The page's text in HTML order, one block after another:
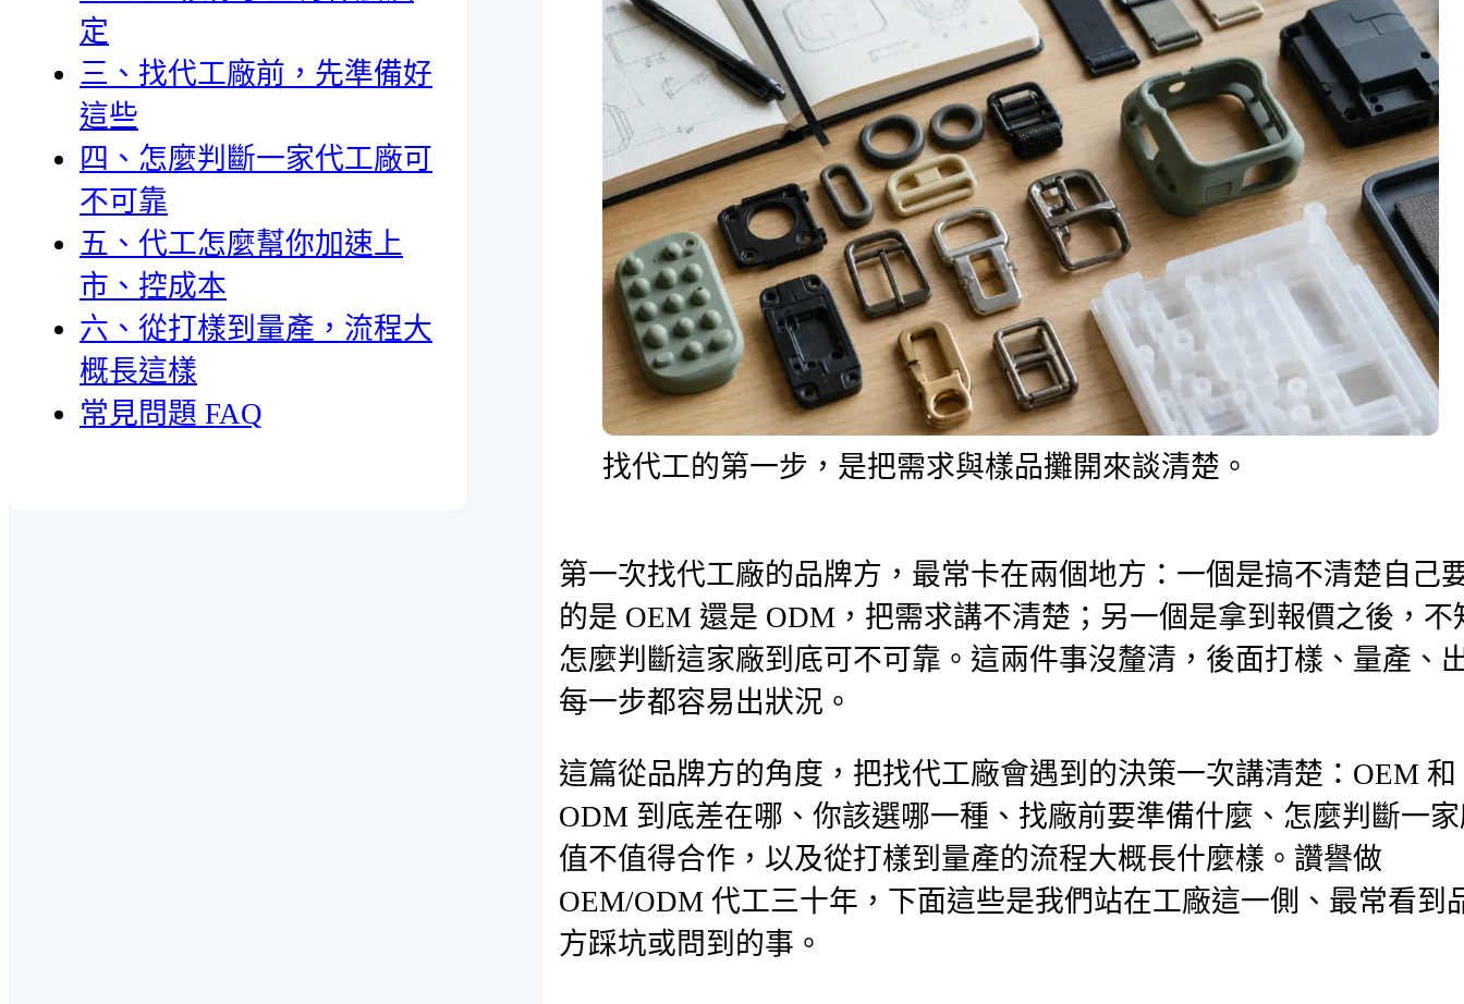
找代工的第一步，是把需求與樣品攤開來談清楚。
第一次找代工廠的品牌方，最常卡在兩個地方：一個是搞不清楚自己
的是 OEM 還是 ODM，把需求講不清楚；另一個是拿到報價之後，不
怎麼判斷這家廠到底可不可靠。這兩件事沒釐清，後面打樣、量產、
每一步都容易出狀況。
這篇從品牌方的角度，把找代工廠會遇到的決策一次講清楚：OEM 和
ODM 到底差在哪、你該選哪一種、找廠前要準備什麼、怎麼判斷一
值不值得合作，以及從打樣到量產的流程大概長什麼樣。讚譽做
OEM/ODM 代工三十年，下面這些是我們站在工廠這一側、最常看到
方踩坑或問到的事。
定
三、找代工廠前，先準備好
這些
四、怎麼判斷一家代工廠可
不可靠
五、代工怎麼幫你加速上
市、控成本
六、從打樣到量產，流程大
概長這樣
常見問題 FAQ